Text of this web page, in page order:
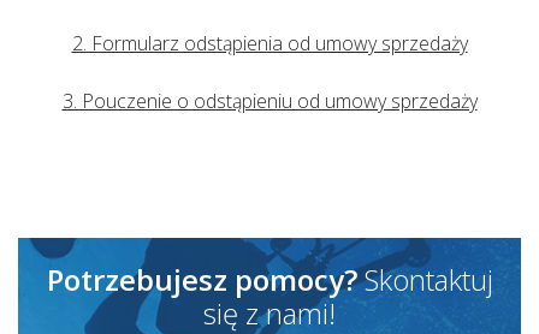
2. Formularz odstąpienia od umowy sprzedaży
3. Pouczenie o odstąpieniu od umowy sprzedaży
Potrzebujesz pomocy?Skontaktuj
się z nami!